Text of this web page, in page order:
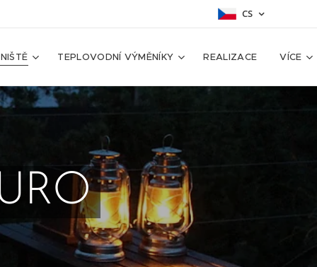
CS
TEPLOVODNÍ VÝMĚNÍKY REALIZACE VÍCE